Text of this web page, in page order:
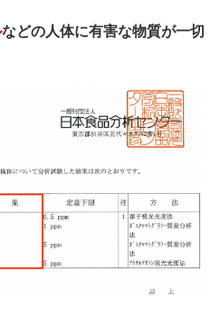
などの人体に有害な物質が一切